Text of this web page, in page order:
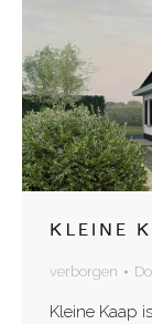
KLEINE
verborgen
Kleine Kaap